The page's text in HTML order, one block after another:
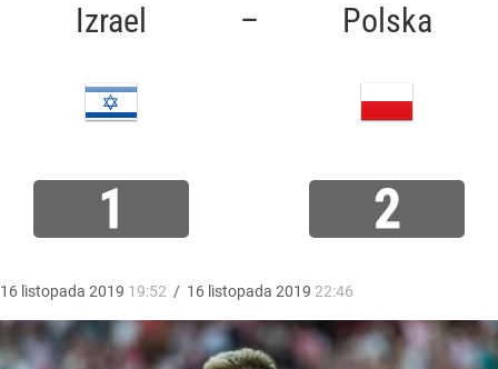
Izrael – Polska
1 2
16 listopada 2019 19:52 / 16 listopada 2019 22:46